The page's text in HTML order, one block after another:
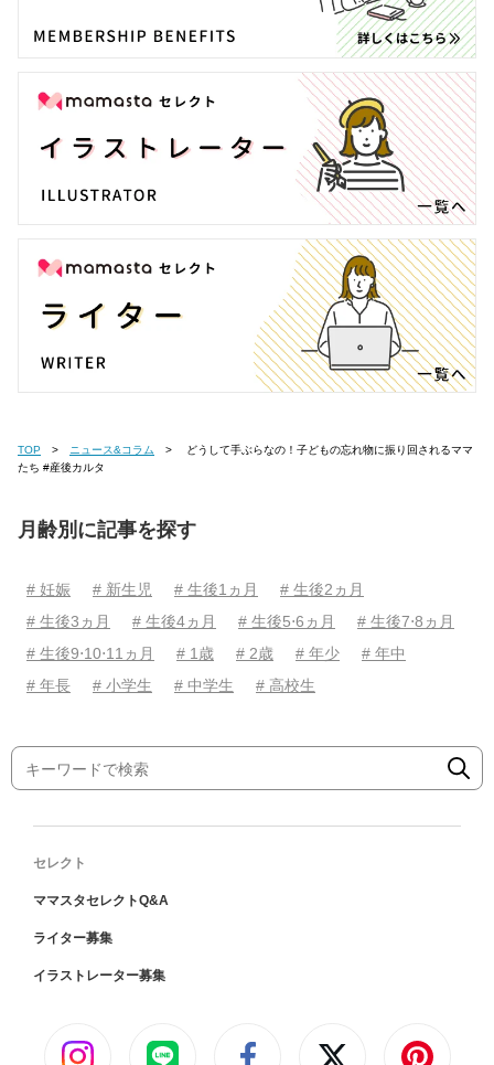
TOP ニュース&コラム
たち #産後カルタ
月齢別に記事を探す
# 妊娠 # 新生児 # 生後1ヵ月
# 生後2ヵ月
# 生後3ヵ月
# 生後4ヵ月 # 生後5⋅6ヵ月
# 生後7⋅8ヵ月
# 生後9⋅10⋅11ヵ月
# 1歳 # 2歳 # 年少
# 年中
# 年長
# 小学生 # 中学生 # 高校生
セレクト
ママスタセレクトQ&A
ライター募集
イラストレーター募集